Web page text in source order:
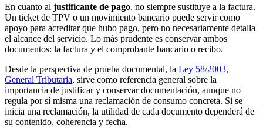
En cuanto al justificante de pago, no siempre sustituye a la factura.
Un ticket de TPV o un movimiento bancario puede servir como
apoyo para acreditar que hubo pago, pero no necesariamente detalla
el alcance del servicio. Lo más prudente es conservar ambos
documentos: la factura y el comprobante bancario o recibo.
Desde la perspectiva de prueba documental, la Ley 58/2003,
General Tributaria, sirve como referencia general sobre la
importancia de justificar y conservar documentación, aunque no
regula por sí misma una reclamación de consumo concreta. Si se
inicia una reclamación, la utilidad de cada documento dependerá de
su contenido, coherencia y fecha.